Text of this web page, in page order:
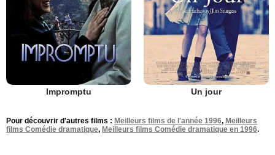
Impromptu Un jour
Pour découvrir d'autres films : Meilleurs films de l'année 1996, Meilleurs
films Comédie dramatique, Meilleurs films Comédie dramatique en 1996.